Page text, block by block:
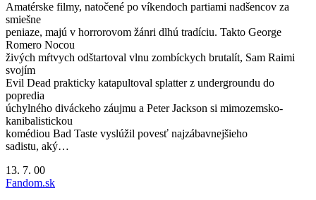
Amatérske filmy, natočené po víkendoch partiami nadšencov za
smiešne
peniaze, majú v horrorovom žánri dlhú tradíciu. Takto George
Romero Nocou
živých mŕtvych odštartoval vlnu zombíckych brutalít, Sam Raimi
svojím
Evil Dead prakticky katapultoval splatter z undergroundu do
popredia
úchylného diváckeho záujmu a Peter Jackson si mimozemsko-
kanibalistickou
komédiou Bad Taste vyslúžil povesť najzábavnejšieho
sadistu, aký…
13. 7. 00
Fandom.sk